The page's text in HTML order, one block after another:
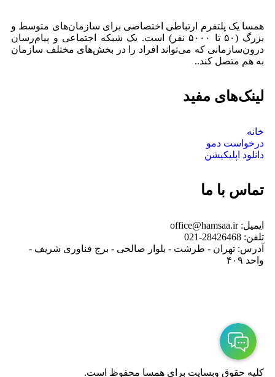
همسا یک پلتفرم ارتباطی اختصاصی برای سازمان‌های متوسط و
بزرگ (۵۰ تا ۵۰۰۰ نفر) است. یک شبکه اجتماعی و پیام‌رسان
درون‌سازمانی که می‌تواند افراد را در بخش‌های مختلف سازمان
به هم متصل کند..
لینک‌های مفید
خانه
درخواست دمو
دانلود اپلیکیشن
تماس با ما
ایمیل: office@hamsaa.ir
تلفن: 28426468-021
آدرس: تهران - طرشت - بلوار صالحی - برج فناوری شریف -
واحد ۴۰۹
کلیه حقوق وبسایت برای همسا محفوظ است.